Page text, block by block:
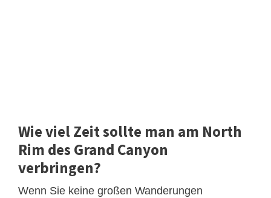
Wie viel Zeit sollte man am North
Rim des Grand Canyon
verbringen?
Wenn Sie keine großen Wanderungen